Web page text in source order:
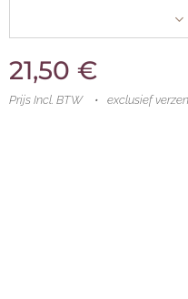
21,50 €
Prijs Incl. BTW exclusief